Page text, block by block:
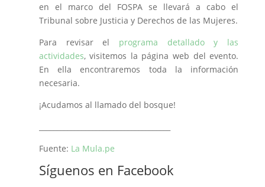
en el marco del FOSPA se llevará a cabo el
Tribunal sobre Justicia y Derechos de las Mujeres.
Para revisar el programa detallado y las
actividades, visitemos la página web del evento.
En ella encontraremos toda la información
necesaria.
¡Acudamos al llamado del bosque!
Fuente: La Mula.pe
Síguenos en Facebook